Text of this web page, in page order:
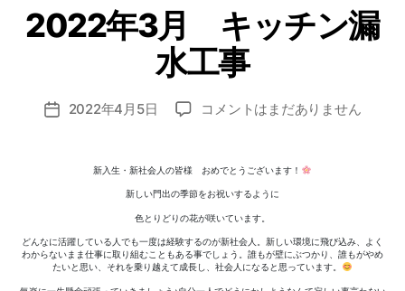
2022年3月 キッチン漏
水工事
投
稿
者
:
n
o
o
a
d
in
投 2022年4月5日
2022
月
キ
チ
ン
漏
水
コメントはまだありません
新入生・新社会人の皆様 おめでとうございます！
新しい門出の季節をお祝いするように
色とりどりの花が咲いています。
どんなに活躍している人でも一度は経験するのが新社会人。新しい環境に飛び込み、よく
わからないまま仕事に取り組むこともある事でしょう。誰もが壁にぶつかり、誰もがやめ
たいと思い、それを乗り越えて成長し、社会人になると思っています。